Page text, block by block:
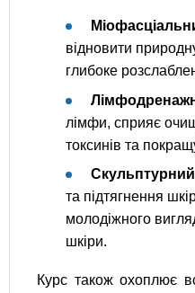
відновити
глибоке
лімфи, сприяє
токсинів та
Скульптурний
та підтягнення
молодіжного
шкіри.
Курс також охоплює